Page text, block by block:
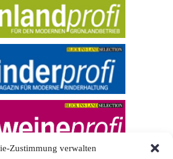
Zustimmung verwalten